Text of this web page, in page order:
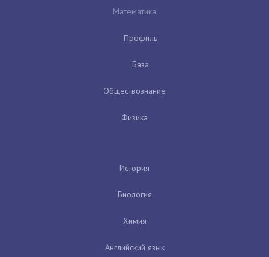
Математика
Профиль
База
Обществознание
Физика
История
Биология
Химия
Английский язык